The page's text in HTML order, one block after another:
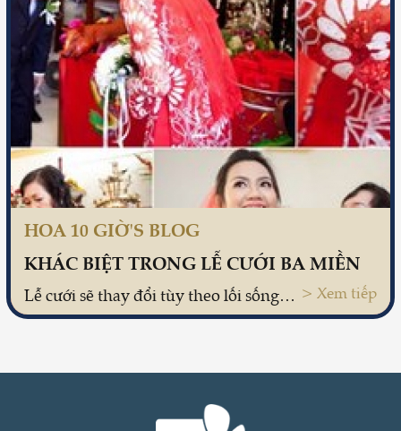
HOA 10 GIỜ'S BLOG
KHÁC BIỆT TRONG LỄ CƯỚI BA MIỀN
Lễ cưới sẽ thay đổi tùy theo lối sống và phong tục từng miền, có nơi lễ cưới gọn nhẹ, có nơi lại yêu cầu nhiều nghi lễ cầu kỳ. > Xem tiếp